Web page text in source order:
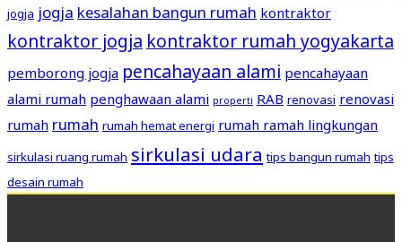
jogja jogja kesalahan bangun rumah kontraktor
kontraktor jogja kontraktor rumah yogyakarta
pemborong jogja pencahayaan alami pencahayaan
alami rumah penghawaan alami properti RAB renovasi renovasi
rumah rumah rumah hemat energi rumah ramah lingkungan
sirkulasi ruang rumah sirkulasi udara tips bangun rumah tips
desain rumah